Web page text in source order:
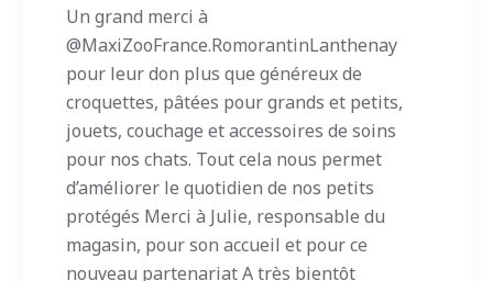
Un grand merci à
@MaxiZooFrance.RomorantinLanthenay
pour leur don plus que généreux de
croquettes, pâtées pour grands et petits,
jouets, couchage et accessoires de soins
pour nos chats. Tout cela nous permet
d’améliorer le quotidien de nos petits
protégés Merci à Julie, responsable du
magasin, pour son accueil et pour ce
nouveau partenariat A très bientôt